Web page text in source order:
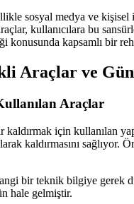
sosyal medya ve
kullanıcılara bu
konusunda kapsamlı bir
Araçlar ve
Araçlar
kaldırmak için kullanılan
kaldırmasını sağlıyor.
bir teknik bilgiye
hale gelmiştir.